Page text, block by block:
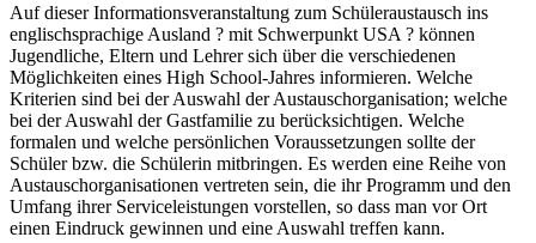
Auf dieser Informationsveranstaltung zum Schüleraustausch ins
englischsprachige Ausland ? mit Schwerpunkt USA ? können
Jugendliche, Eltern und Lehrer sich über die verschiedenen
Möglichkeiten eines High School-Jahres informieren. Welche
Kriterien sind bei der Auswahl der Austauschorganisation; welche
bei der Auswahl der Gastfamilie zu berücksichtigen. Welche
formalen und welche persönlichen Voraussetzungen sollte der
Schüler bzw. die Schülerin mitbringen. Es werden eine Reihe von
Austauschorganisationen vertreten sein, die ihr Programm und den
Umfang ihrer Serviceleistungen vorstellen, so dass man vor Ort
einen Eindruck gewinnen und eine Auswahl treffen kann.